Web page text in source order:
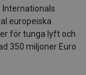
Internationals
europeiska
för tunga lyft och
350 miljoner Euro